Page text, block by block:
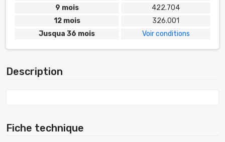
9 mois
422.704
12 mois
326.001
Jusqua 36 mois
Voir conditions
Description
Fiche technique